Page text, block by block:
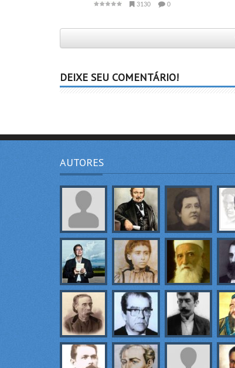
3130 0
DEIXE SEU COMENTÁRIO!
AUTORES